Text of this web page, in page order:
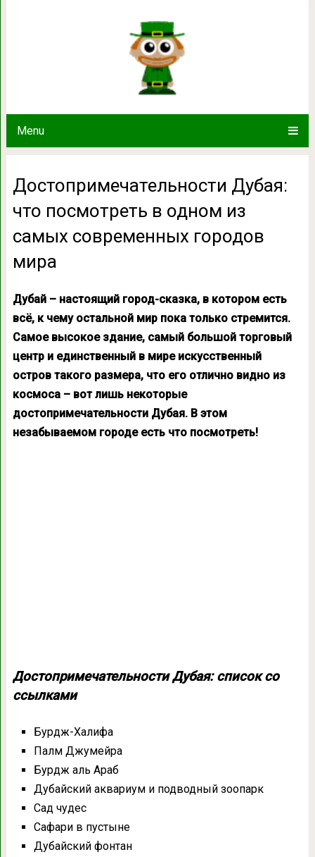
Menu
Достопримечательности Дубая:
Достопримечательности Дубая:
что посмотреть в одном из
самых современных городов
мира
Дубай – настоящий город-сказка, в котором есть
всё, к чему остальной мир пока только стремится.
Самое высокое здание, самый большой торговый
центр и единственный в мире искусственный
остров такого размера, что его отлично видно из
космоса – вот лишь некоторые
достопримечательности Дубая. В этом
незабываемом городе есть что посмотреть!
Достопримечательности Дубая: список со
ссылками
Бурдж-Халифа
Палм Джумейра
Бурдж аль Араб
Дубайский аквариум и подводный зоопарк
Сад чудес
Сафари в пустыне
Дубайский фонтан